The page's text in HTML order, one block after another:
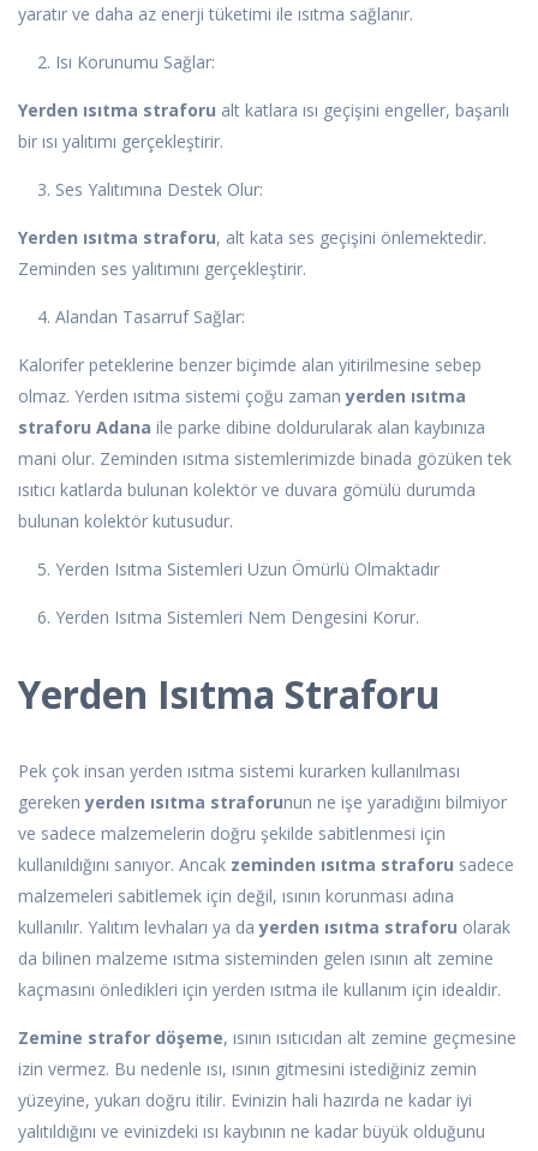
yaratır ve daha az enerji tüketimi ile ısıtma sağlanır.
2. Isı Korunumu Sağlar:
Yerden ısıtma straforu alt katlara ısı geçişini engeller, başarılı
bir ısı yalıtımı gerçekleştirir.
3. Ses Yalıtımına Destek Olur:
Yerden ısıtma straforu, alt kata ses geçişini önlemektedir.
Zeminden ses yalıtımını gerçekleştirir.
4. Alandan Tasarruf Sağlar:
Kalorifer peteklerine benzer biçimde alan yitirilmesine sebep
olmaz. Yerden ısıtma sistemi çoğu zamanyerden ısıtma
straforu Adana ile parke dibine doldurularak alan kaybınıza
mani olur. Zeminden ısıtma sistemlerimizde binada gözüken tek
ısıtıcı katlarda bulunan kolektör ve duvara gömülü durumda
bulunan kolektör kutusudur.
5. Yerden Isıtma Sistemleri Uzun Ömürlü Olmaktadır
6. Yerden Isıtma Sistemleri Nem Dengesini Korur.
Yerden Isıtma Straforu
Pek çok insan yerden ısıtma sistemi kurarken kullanılması
gerekenyerden ısıtma straforunun ne işe yaradığını bilmiyor
ve sadece malzemelerin doğru şekilde sabitlenmesi için
kullanıldığını sanıyor. Ancak zeminden ısıtma straforu sadece
malzemeleri sabitlemek için değil, ısının korunması adına
kullanılır. Yalıtım levhaları ya dayerden ısıtma straforu olarak
da bilinen malzeme ısıtma sisteminden gelen ısının alt zemine
kaçmasını önledikleri için yerden ısıtma ile kullanım için idealdir.
Zemine strafor döşeme, ısının ısıtıcıdan alt zemine geçmesine
izin vermez. Bu nedenle ısı, ısının gitmesini istediğiniz zemin
yüzeyine, yukarı doğru itilir. Evinizin hali hazırda ne kadar iyi
yalıtıldığını ve evinizdeki ısı kaybının ne kadar büyük olduğunu